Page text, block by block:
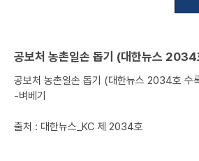
공보처 농촌일손 돕기 (대한뉴스 2034
공보처 농촌일손 돕기 (대한뉴스 2034호 수
-벼베기
출처 : 대한뉴스_KC 제 2034호